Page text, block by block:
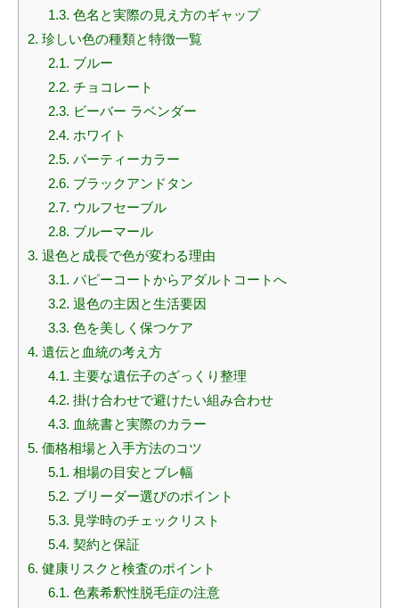
1.3. 色名と実際の見え方のギャップ
2. 珍しい色の種類と特徴一覧
2.1. ブルー
2.2. チョコレート
2.3. ビーバー ラベンダー
2.4. ホワイト
2.5. パーティーカラー
2.6. ブラックアンドタン
2.7. ウルフセーブル
2.8. ブルーマール
3. 退色と成長で色が変わる理由
3.1. パピーコートからアダルトコートへ
3.2. 退色の主因と生活要因
3.3. 色を美しく保つケア
4. 遺伝と血統の考え方
4.1. 主要な遺伝子のざっくり整理
4.2. 掛け合わせで避けたい組み合わせ
4.3. 血統書と実際のカラー
5. 価格相場と入手方法のコツ
5.1. 相場の目安とブレ幅
5.2. ブリーダー選びのポイント
5.3. 見学時のチェックリスト
5.4. 契約と保証
6. 健康リスクと検査のポイント
6.1. 色素希釈性脱毛症の注意